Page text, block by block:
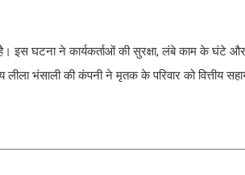
इस घटना ने कार्यकर्ताओं की सुरक्षा, लंबे काम के घंटे और
भंसाली की कंपनी ने मृतक के परिवार को वित्तीय